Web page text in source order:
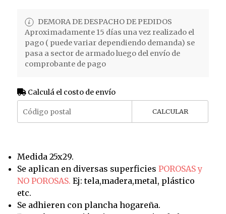
DEMORA DE DESPACHO DE PEDIDOS
Aproximadamente 15 días una vez realizado el
pago ( puede variar dependiendo demanda) se
pasa a sector de armado luego del envío de
comprobante de pago
Calculá el costo de envío
CALCULAR
Medida 25x29.
Se aplican en diversas superficies POROSAS y
NO POROSAS. Ej: tela,madera,metal, plástico
etc.
Se adhieren con plancha hogareña.